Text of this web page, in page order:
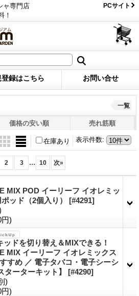
ャ専門店
！
PCサイト
登録はこちら お問い合せ
一覧
価格の安い順 売れ筋順
表示件数:
在庫あり
2 3 ... 10 次»
MIX POD イーリーフ イオレミッ
ッド（2個入り） [#4291]
円)
ッドを切り替え＆MIXできる！
MIX イーリーフ イオレミックス
すすめ ／ 電子タバコ・電子シーシ
ターターキット】 [#4290]
)
円)